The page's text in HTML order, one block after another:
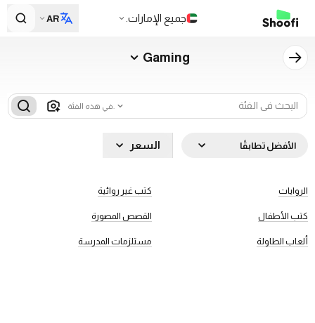
جميع الإمارات. AR
Gaming
الأفضل تطابقًا السعر
الروايات كتب غير روائية
كتب الأطفال القصص المصورة
ألعاب الطاولة مستلزمات المدرسة